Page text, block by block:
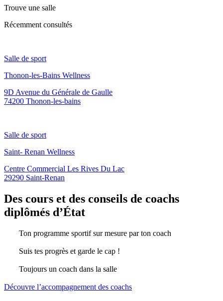
Trouve une salle
Récemment consultés
Salle de sport
Thonon-les-Bains Wellness
9D Avenue du Générale de Gaulle
74200 Thonon-les-bains
Salle de sport
Saint- Renan Wellness
Centre Commercial Les Rives Du Lac
29290 Saint-Renan
Des cours et des conseils de coachs
diplômés d’État
Ton programme sportif sur mesure par ton coach
Suis tes progrès et garde le cap !
Toujours un coach dans la salle
Découvre l’accompagnement des coachs